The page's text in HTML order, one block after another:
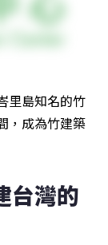
里島知名的竹
，成為竹建築
台灣的